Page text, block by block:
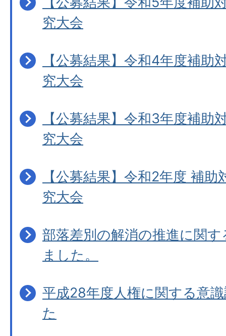
究大会
【公募結果】令和4年度補助
究大会
【公募結果】令和3年度補助
究大会
【公募結果】令和2年度 補
究大会
部落差別の解消の推進に関
ました。
平成28年度人権に関する意
た